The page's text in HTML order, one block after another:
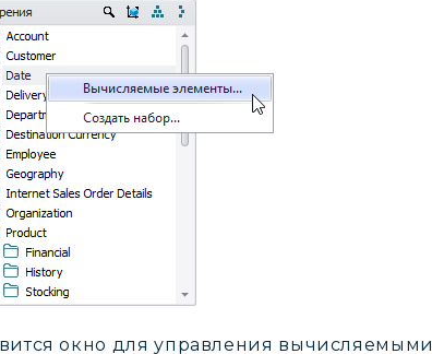
окно для управления вычисляемыми